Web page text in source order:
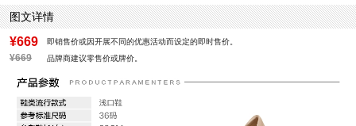
性别：女子
皮质特征：PU
里料材质：PU革
防水台高度：无
风格：时尚潮流
图文详情
¥669 即销售价或因开展不同的优惠活动而设定的即时售价。
¥669 品牌商建议零售价或牌价。